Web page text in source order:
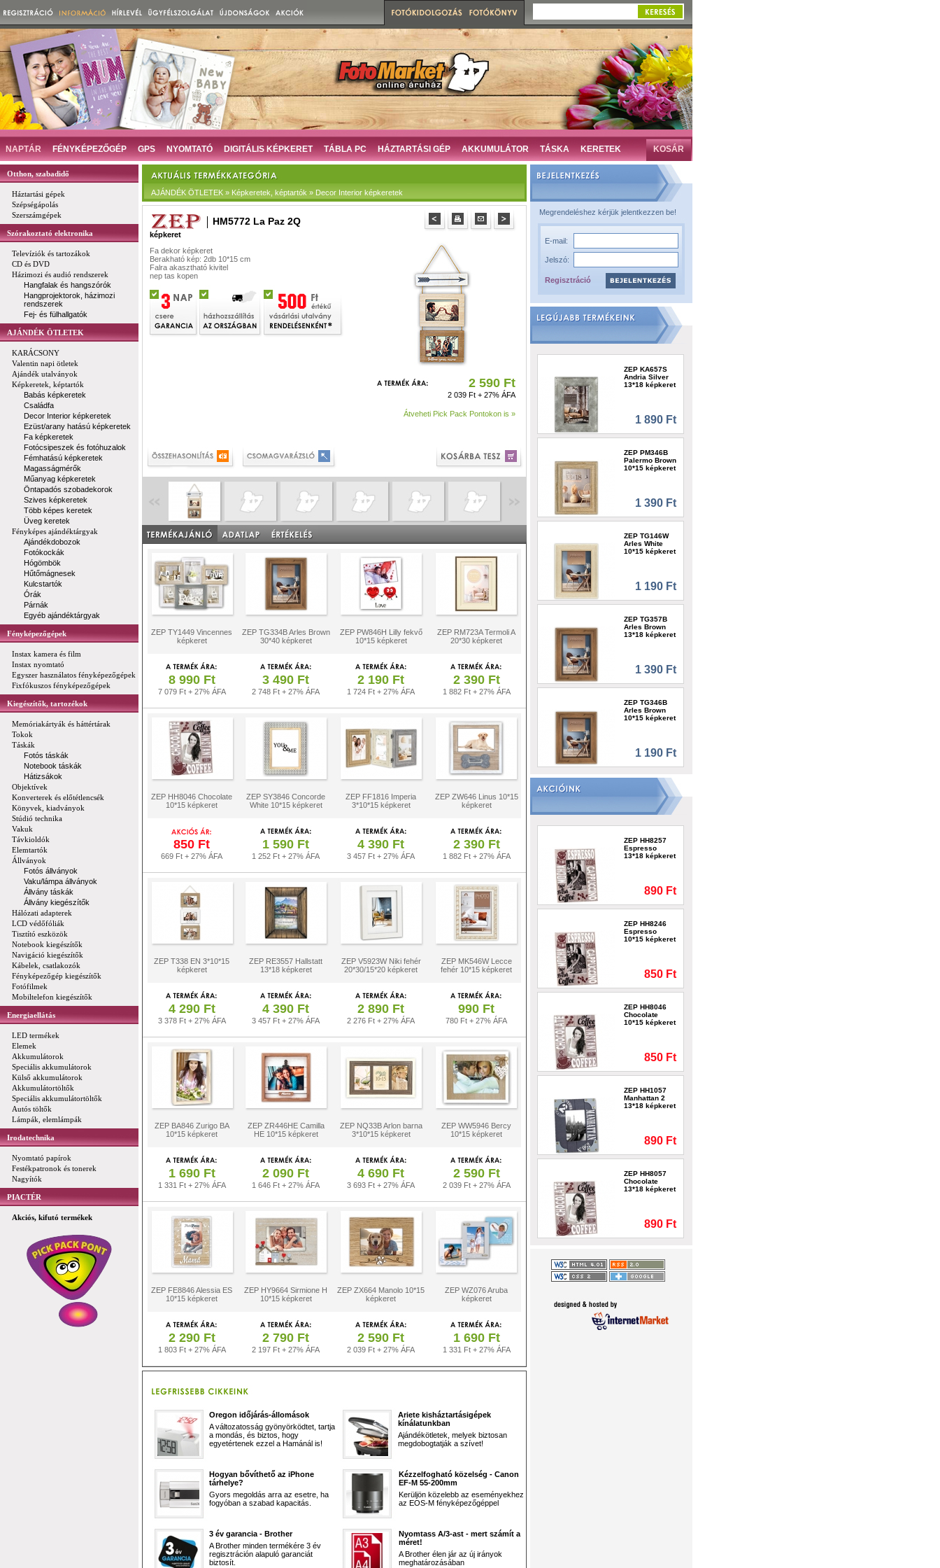
NAPTÁR FÉNYKÉPEZŐGÉP GPS NYOMTATÓ DIGITÁLIS KÉPKERET TÁBLA PC HÁZTARTÁSI GÉP AKKUMULÁTOR TÁSKA KERETEK KOSÁR
Otthon, szabadidő
Háztartási gépek
Szépségápolás
Szerszámgépek
Szórakoztató elektronika
Televíziók és tartozákok
CD és DVD
Házimozi és audió rendszerek
Hangfalak és hangszórók
Hangprojektorok, házimozi
rendszerek
Fej- és fülhallgatók
AJÁNDÉK ÖTLETEK
KARÁCSONY
Valentin napi ötletek
Ajándék utalványok
Képkeretek, képtartók
Babás képkeretek
Családfa
Decor Interior képkeretek
Ezüst/arany hatású képkeretek
Fa képkeretek
Fotócsipeszek és fotóhuzalok
Fémhatású képkeretek
Magasságmérők
Műanyag képkeretek
Öntapadós szobadekorok
Szives képkeretek
Több képes keretek
Üveg keretek
Fényképes ajándéktárgyak
Ajándékdobozok
Fotókockák
Hógömbök
Hűtőmágnesek
Kulcstartók
Órák
Párnák
Egyéb ajándéktárgyak
Fényképezőgépek
Instax kamera és film
Instax nyomtató
Egyszer használatos fényképezőgépek
Fixfókuszos fényképezőgépek
Kiegészítők, tartozékok
Memóriakártyák és háttértárak
Tokok
Táskák
Fotós táskák
Notebook táskák
Hátizsákok
Objektívek
Konverterek és előtétlencsék
Könyvek, kiadványok
Stúdió technika
Vakuk
Távkioldók
Elemtartók
Állványok
Fotós állványok
Vaku/lámpa állványok
Állvány táskák
Állvány kiegészítők
Hálózati adapterek
LCD védőfóliák
Tisztító eszközök
Notebook kiegészítők
Navigáció kiegészítők
Kábelek, csatlakozók
Fényképezőgép kiegészítők
Fotófilmek
Mobiltelefon kiegészítők
Energiaellátás
LED termékek
Elemek
Akkumulátorok
Speciális akkumulátorok
Külső akkumulátorok
Akkumulátortöltők
Speciális akkumulátortöltők
Autós töltők
Lámpák, elemlámpák
Irodatechnika
Nyomtató papírok
Festékpatronok és tonerek
Nagyítók
PIACTÉR
Akciós, kifutó termékek
AJÁNDÉK ÖTLETEK » Képkeretek, képtartók » Decor Interior képkeretek
HM5772 La Paz 2Q
képkeret
Fa dekor képkeret
Berakható kép: 2db 10*15 cm
Falra akasztható kivitel
nep tas kopen
2 590 Ft
2 039 Ft + 27% ÁFA
Átveheti Pick Pack Pontokon is »
ZEP TY1449 Vincennes
képkeret
ZEP TG334B Arles Brown
30*40 képkeret
ZEP PW846H Lilly fekvő
10*15 képkeret
ZEP RM723A Termoli A
20*30 képkeret
8 990 Ft
7 079 Ft + 27% ÁFA
3 490 Ft
2 748 Ft + 27% ÁFA
2 190 Ft
1 724 Ft + 27% ÁFA
2 390 Ft
1 882 Ft + 27% ÁFA
ZEP HH8046 Chocolate
10*15 képkeret
ZEP SY3846 Concorde
White 10*15 képkeret
ZEP FF1816 Imperia
3*10*15 képkeret
ZEP ZW646 Linus 10*15
képkeret
850 Ft
669 Ft + 27% ÁFA
1 590 Ft
1 252 Ft + 27% ÁFA
4 390 Ft
3 457 Ft + 27% ÁFA
2 390 Ft
1 882 Ft + 27% ÁFA
ZEP T338 EN 3*10*15
képkeret
ZEP RE3557 Hallstatt
13*18 képkeret
ZEP V5923W Niki fehér
20*30/15*20 képkeret
ZEP MK546W Lecce
fehér 10*15 képkeret
4 290 Ft
3 378 Ft + 27% ÁFA
4 390 Ft
3 457 Ft + 27% ÁFA
2 890 Ft
2 276 Ft + 27% ÁFA
990 Ft
780 Ft + 27% ÁFA
ZEP BA846 Zurigo BA
10*15 képkeret
ZEP ZR446HE Camilla
HE 10*15 képkeret
ZEP NQ33B Arlon barna
3*10*15 képkeret
ZEP WW5946 Bercy
10*15 képkeret
1 690 Ft
1 331 Ft + 27% ÁFA
2 090 Ft
1 646 Ft + 27% ÁFA
4 690 Ft
3 693 Ft + 27% ÁFA
2 590 Ft
2 039 Ft + 27% ÁFA
ZEP FE8846 Alessia ES
10*15 képkeret
ZEP HY9664 Sirmione H
10*15 képkeret
ZEP ZX664 Manolo 10*15
képkeret
ZEP WZ076 Aruba
képkeret
2 290 Ft
1 803 Ft + 27% ÁFA
2 790 Ft
2 197 Ft + 27% ÁFA
2 590 Ft
2 039 Ft + 27% ÁFA
1 690 Ft
1 331 Ft + 27% ÁFA
Oregon időjárás-állomások
A változatosság gyönyörködtet, tartja
a mondás, és biztos, hogy
egyetértenek ezzel a Hamánál is!
Ariete kisháztartásigépek
kínálatunkban
Ajándékötletek, melyek biztosan
megdobogtatják a szívet!
Hogyan bővíthető az iPhone
tárhelye?
Gyors megoldás arra az esetre, ha
fogyóban a szabad kapacitás.
Kézzelfogható közelség - Canon
EF-M 55-200mm
Kerüljön közelebb az eseményekhez
az EOS-M fényképezőgéppel
3 év garancia - Brother
A Brother minden termékére 3 év
regisztráción alapuló garanciát
biztosít.
Nyomtass A/3-ast - mert számít a
méret!
A Brother élen jár az új irányok
meghatározásában
Megrendeléshez kérjük jelentkezzen be!
E-mail:
Jelszó:
Regisztráció
ZEP KA657S
Andria Silver
13*18 képkeret
1 890 Ft
ZEP PM346B
Palermo Brown
10*15 képkeret
1 390 Ft
ZEP TG146W
Arles White
10*15 képkeret
1 190 Ft
ZEP TG357B
Arles Brown
13*18 képkeret
1 390 Ft
ZEP TG346B
Arles Brown
10*15 képkeret
1 190 Ft
ZEP HH8257
Espresso
13*18 képkeret
890 Ft
ZEP HH8246
Espresso
10*15 képkeret
850 Ft
ZEP HH8046
Chocolate
10*15 képkeret
850 Ft
ZEP HH1057
Manhattan 2
13*18 képkeret
890 Ft
ZEP HH8057
Chocolate
13*18 képkeret
890 Ft